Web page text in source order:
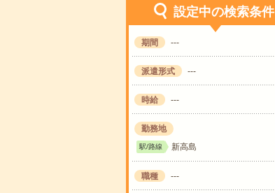
設定中の検索条件
期間 ---
派遣形式 ---
時給 ---
勤務地
駅/路線 新高島
職種 ---